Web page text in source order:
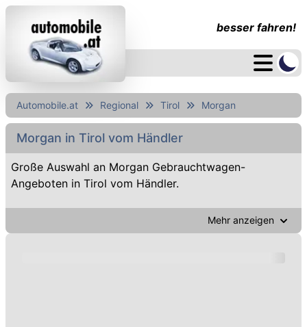
besser fahren!
Automobile.at Regional Tirol Morgan
Morgan in Tirol vom Händler
Große Auswahl an Morgan Gebrauchtwagen-
Angeboten in Tirol vom Händler.
Mehr anzeigen